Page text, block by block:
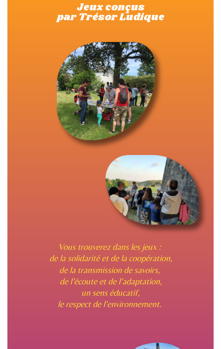
Jeux conçus
par Trésor Ludique
Vous trouverez dans les jeux :
de la solidarité et de la coopération,
de la transmission de savoirs,
de l’écoute et de l’adaptation,
un sens éducatif,
le respect de l’environnement.